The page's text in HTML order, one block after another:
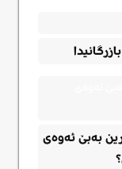
بەبێ ئەوەی